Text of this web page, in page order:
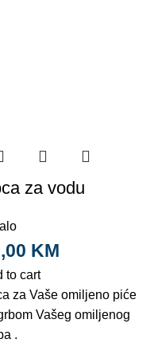
za vodu
KM
to cart
za Vaše omiljeno piće
Vašeg omiljenog
.